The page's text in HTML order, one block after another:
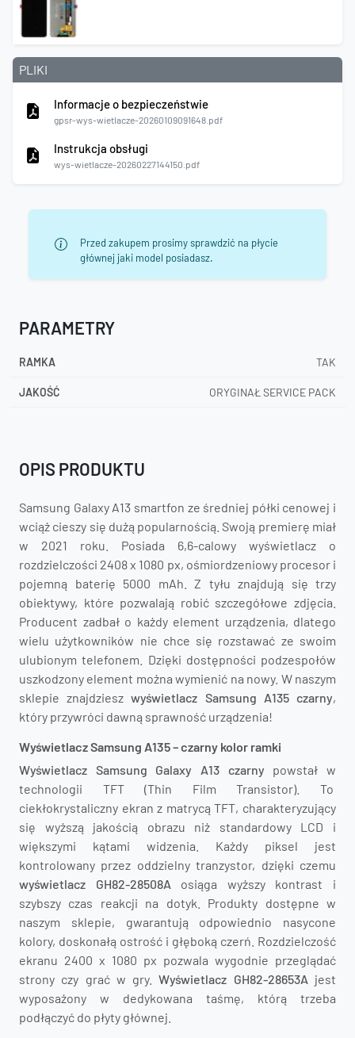
PLIKI
Informacje o bezpieczeństwie
gpsr-wys-wietlacze-20260109091648.pdf
Instrukcja obsługi
wys-wietlacze-20260227144150.pdf
Przed zakupem prosimy sprawdzić na płycie
głównej jaki model posiadasz.
PARAMETRY
RAMKA TAK
JAKOŚĆ ORYGINAŁ SERVICE PACK
OPIS PRODUKTU
Samsung Galaxy A13 smartfon ze średniej półki cenowej i
wciąż cieszy się dużą popularnością. Swoją premierę miał
w 2021 roku. Posiada 6,6-calowy wyświetlacz o
rozdzielczości 2408 x 1080 px, ośmiordzeniowy procesor i
pojemną baterię 5000 mAh. Z tyłu znajdują się trzy
obiektywy, które pozwalają robić szczegółowe zdjęcia.
Producent zadbał o każdy element urządzenia, dlatego
wielu użytkowników nie chce się rozstawać ze swoim
ulubionym telefonem. Dzięki dostępności podzespołów
uszkodzony element można wymienić na nowy. W naszym
sklepie znajdzieszwyświetlacz Samsung A135 czarny,
który przywróci dawną sprawność urządzenia!
Wyświetlacz Samsung A135 – czarny kolor ramki
Wyświetlacz Samsung Galaxy A13 czarny powstał w
technologii TFT (Thin Film Transistor). To
ciekłokrystaliczny ekran z matrycą TFT, charakteryzujący
się wyższą jakością obrazu niż standardowy LCD i
większymi kątami widzenia. Każdy piksel jest
kontrolowany przez oddzielny tranzystor, dzięki czemu
wyświetlacz GH82-28508A osiąga wyższy kontrast i
szybszy czas reakcji na dotyk. Produkty dostępne w
naszym sklepie, gwarantują odpowiednio nasycone
kolory, doskonałą ostrość i głęboką czerń. Rozdzielczość
ekranu 2400 x 1080 px pozwala wygodnie przeglądać
strony czy grać w gry.Wyświetlacz GH82-28653A jest
wyposażony w dedykowana taśmę, którą trzeba
podłączyć do płyty głównej.